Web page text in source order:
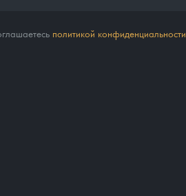
политикой конфиденциальности